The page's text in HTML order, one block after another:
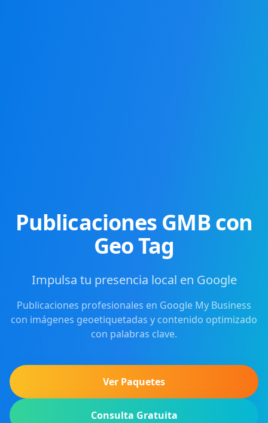
Publicaciones GMB con
Geo Tag
Impulsa tu presencia local en Google
Publicaciones profesionales en Google My Business
con imágenes geoetiquetadas y contenido optimizado
con palabras clave.
Ver Paquetes
Consulta Gratuita